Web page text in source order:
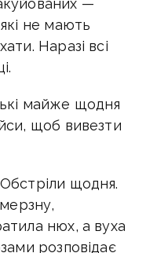
—
не мають
Наразі всі
майже щодня
щоб вивезти
щодня.
нюх, а вуха
розповідає